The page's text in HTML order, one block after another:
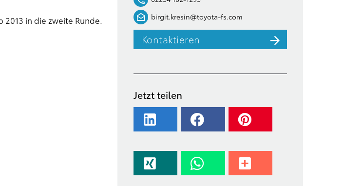
in die zweite Runde.
birgit.kresin@toyota-fs.com
Kontaktieren
Jetzt teilen